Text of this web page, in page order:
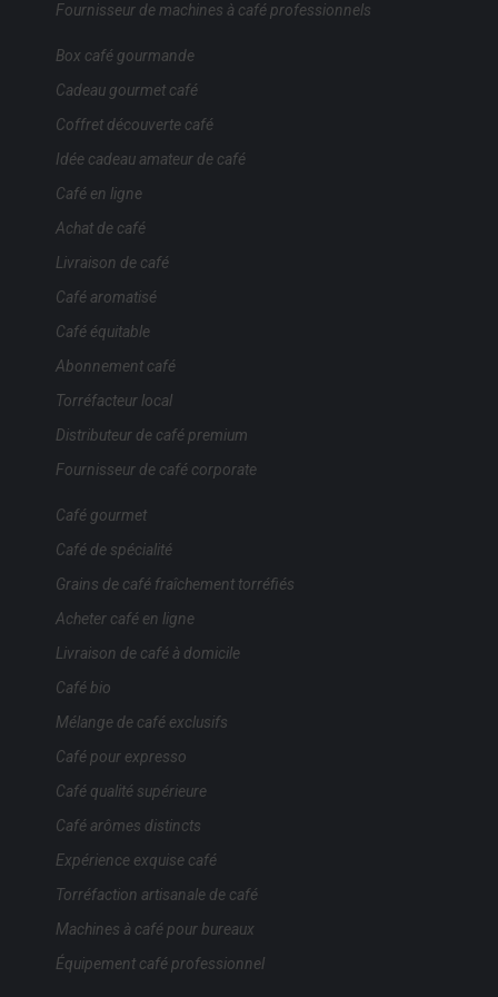
Fournisseur de machines à café professionnels
Box café gourmande
Cadeau gourmet café
Coffret découverte café
Idée cadeau amateur de café
Café en ligne
Achat de café
Livraison de café
Café aromatisé
Café équitable
Abonnement café
Torréfacteur local
Distributeur de café premium
Fournisseur de café corporate
Café gourmet
Café de spécialité
Grains de café fraîchement torréfiés
Acheter café en ligne
Livraison de café à domicile
Café bio
Mélange de café exclusifs
Café pour expresso
Café qualité supérieure
Café arômes distincts
Expérience exquise café
Torréfaction artisanale de café
Machines à café pour bureaux
Équipement café professionnel